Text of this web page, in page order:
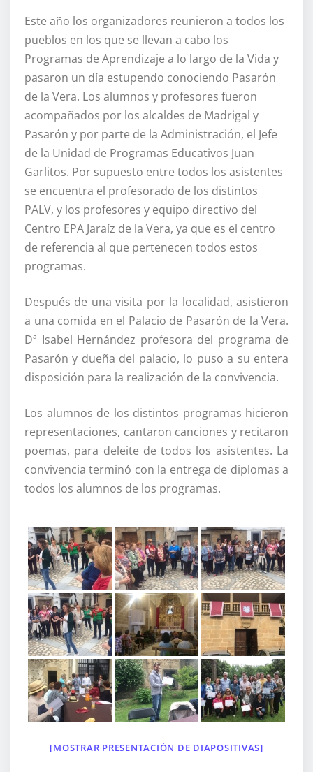
Este año los organizadores reunieron a todos los
pueblos en los que se llevan a cabo los
Programas de Aprendizaje a lo largo de la Vida y
pasaron un día estupendo conociendo Pasarón
de la Vera. Los alumnos y profesores fueron
acompañados por los alcaldes de Madrigal y
Pasarón y por parte de la Administración, el Jefe
de la Unidad de Programas Educativos Juan
Garlitos. Por supuesto entre todos los asistentes
se encuentra el profesorado de los distintos
PALV, y los profesores y equipo directivo del
Centro EPA Jaraíz de la Vera, ya que es el centro
de referencia al que pertenecen todos estos
programas.
Después de una visita por la localidad, asistieron
a una comida en el Palacio de Pasarón de la Vera.
Dª Isabel Hernández profesora del programa de
Pasarón y dueña del palacio, lo puso a su entera
disposición para la realización de la convivencia.
Los alumnos de los distintos programas hicieron
representaciones, cantaron canciones y recitaron
poemas, para deleite de todos los asistentes. La
convivencia terminó con la entrega de diplomas a
todos los alumnos de los programas.
[MOSTRAR PRESENTACIÓN DE DIAPOSITIVAS]